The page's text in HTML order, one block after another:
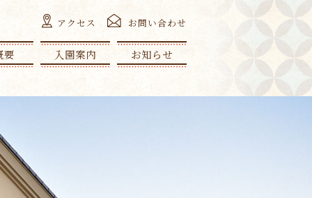
アクセス お問い合わせ
要 入園案内 お知らせ